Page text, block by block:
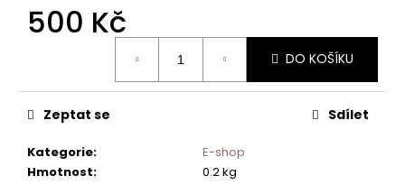
500 Kč
DO KOŠÍKU
Kategorie:
E-shop
Hmotnost: 0.2 kg
Zeptat se Sdílet